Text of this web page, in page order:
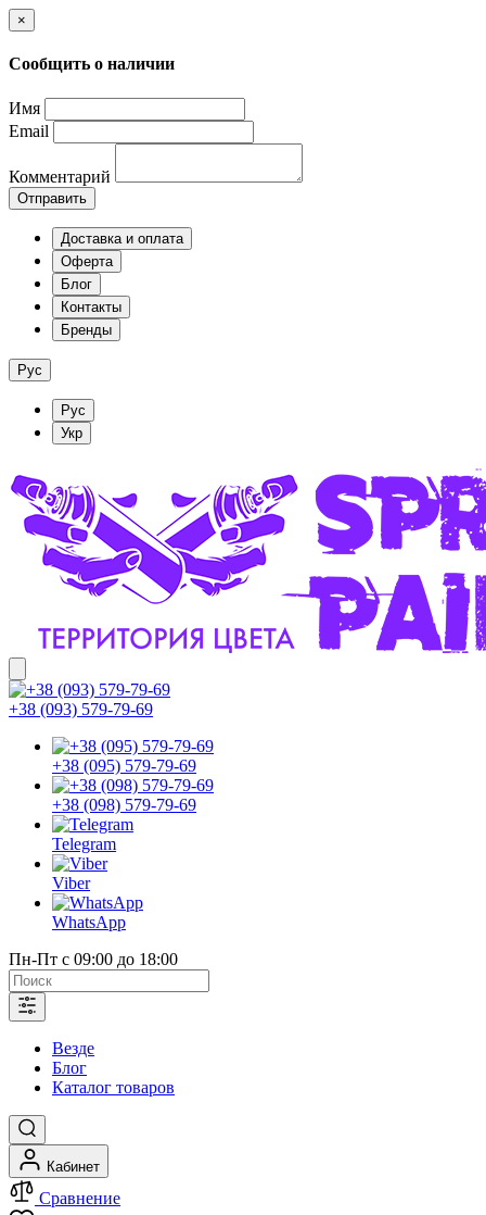
×
Сообщить о наличии
Имя
Email
Комментарий
Отправить
Доставка и оплата
Оферта
Блог
Контакты
Бренды
Рус
Рус
Укр
+38 (093) 579-79-69
+38 (095) 579-79-69
+38 (098) 579-79-69
Telegram
Viber
WhatsApp
Пн-Пт с 09:00 до 18:00
Везде
Блог
Каталог товаров
Кабинет
Сравнение